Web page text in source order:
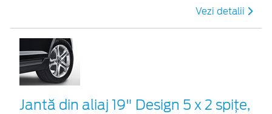
Vezi detalii
Jantă din aliaj 19" Design 5 x 2 spițe,